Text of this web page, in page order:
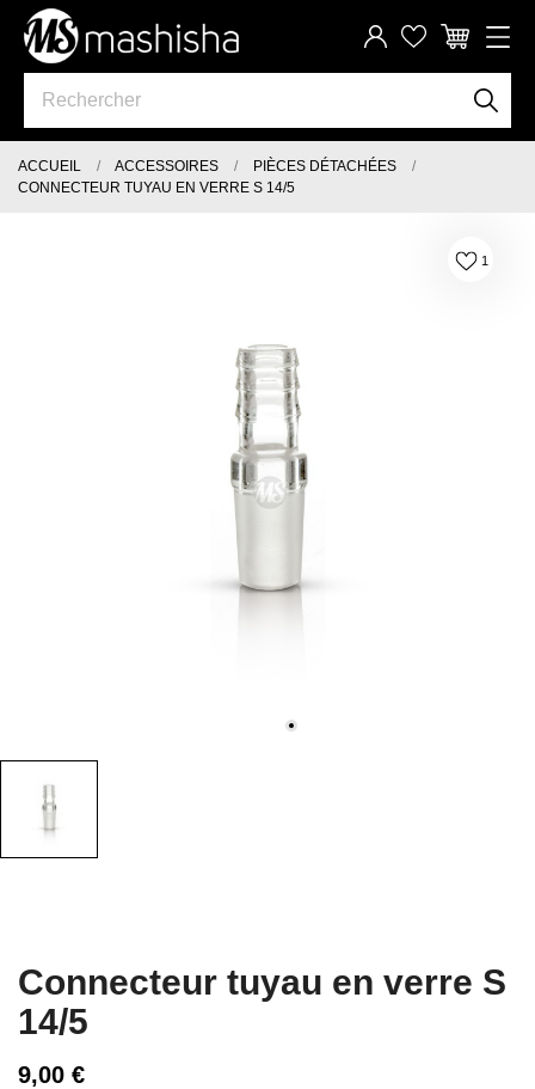
ACCUEIL ACCESSOIRES
PIÈCES DÉTACHÉES
CONNECTEUR TUYAU EN VERRE S 14/5
1
Connecteur tuyau en verre S
14/5
9,00 €